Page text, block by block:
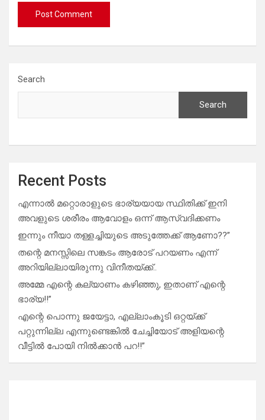
Search
Search
Recent Posts
എന്നാൽ മറ്റൊരാളുടെ ഭാര്യയായ സ്ഥിതിക്ക് ഇനി
അവളുടെ ശരീരം ആവോളം ഒന്ന് ആസ്വദിക്കണം
ഇന്നും നീയാ തള്ളച്ചിയുടെ അടുത്തേക്ക് ആണോ??”
തന്റെ മനസ്സിലെ സങ്കടം ആരോട് പറയണം എന്ന്
അറിയില്ലായിരുന്നു വിനീതയ്ക്ക്..
അമ്മേ എന്റെ കല്യാണം കഴിഞ്ഞു, ഇതാണ് എന്റെ
ഭാര്യ!!”
എന്റെ പൊന്നു ജയേട്ടാ, എല്ലാംകൂടി ഒറ്റയ്ക്ക്
പറ്റുന്നില്ല എന്നുണ്ടെങ്കിൽ ചേച്ചിയോട് അളിയന്റെ
വീട്ടിൽ പോയി നിൽക്കാൻ പറ!!”